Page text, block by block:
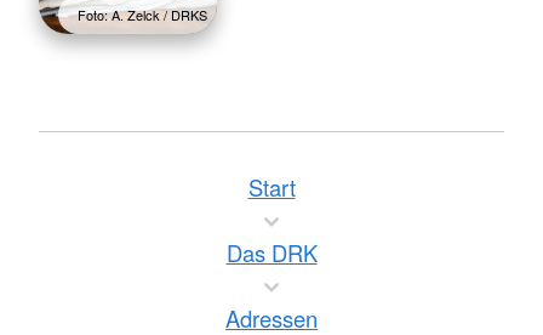
Foto: A. Zelck / DRKS
Start
Das DRK
Adressen